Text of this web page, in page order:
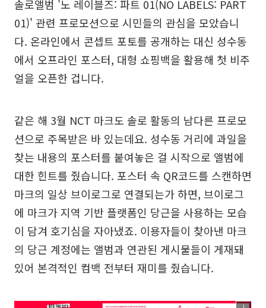
솔로앨범 '노 레이블즈: 파트 01(NO LABELS: PART
01)' 관련 프로모션으로 시민들의 관심을 모았습니
다. 온라인에서 콘셉트 포토를 공개하는 대신 성수동
에서 오프라인 포스터, 대형 쇼핑백을 활용해 첫 비주
얼을 오픈한 겁니다.
같은 해 3월 NCT 마크도 솔로 활동의 남다른 프로모
션으로 주목받은 바 있는데요. 성수동 거리에 과일을
찾는 내용의 포스터를 붙여놓은 걸 시작으로 앨범에
대한 힌트를 줬습니다. 포스터 속 QR코드를 스캔하면
마크의 일상 브이로그로 연결되는가 하면, 브이로그
에 마크가 지역 기반 플랫폼인 당근을 사용하는 모습
이 담겨 호기심을 자아냈죠. 이용자들이 찾아낸 마크
의 당근 계정에는 앨범과 연관된 게시물들이 게재돼
있어 본격적인 컴백 전부터 재미를 줬습니다.